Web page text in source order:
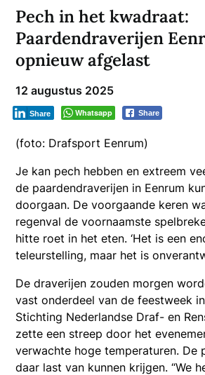
Pech in het kwadraat:
Paardendraverijen
opnieuw afgelast
12 augustus 2025
Whatsapp Share
Share
(foto: Drafsport Eenrum)
Je kan pech hebben en extreem
de paardendraverijen in Eenrum
doorgaan. De voorgaande keren
regenval de voornaamste
hitte roet in het eten. ‘Het is een
teleurstelling, maar het is
De draverijen zouden morgen
vast onderdeel van de feestweek
Stichting Nederlandse Draf- en
zette een streep door het
verwachte hoge temperaturen. De
daar last van kunnen krijgen. “We